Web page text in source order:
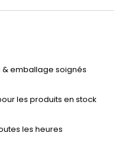
& emballage soignés
les produits en stock
les heures